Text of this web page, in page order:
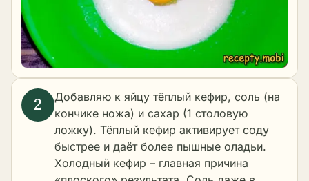
Добавляю к яйцу тёплый кефир, соль (на
кончике ножа) и сахар (1 столовую
ложку). Тёплый кефир активирует соду
быстрее и даёт более пышные оладьи.
Холодный кефир – главная причина